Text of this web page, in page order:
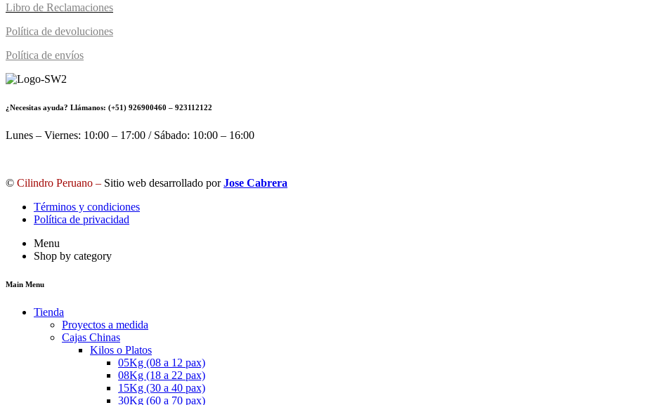
Libro de Reclamaciones
Política de devoluciones
Política de envíos
¿Necesitas ayuda? Llámanos: (+51) 926900460 – 923112122
Lunes – Viernes: 10:00 – 17:00 / Sábado: 10:00 – 16:00
© Cilindro Peruano – Sitio web desarrollado por Jose Cabrera
Términos y condiciones
Política de privacidad
Menu
Shop by category
Main Menu
Tienda
Proyectos a medida
Cajas Chinas
Kilos o Platos
05Kg (08 a 12 pax)
08Kg (18 a 22 pax)
15Kg (30 a 40 pax)
30Kg (60 a 70 pax)